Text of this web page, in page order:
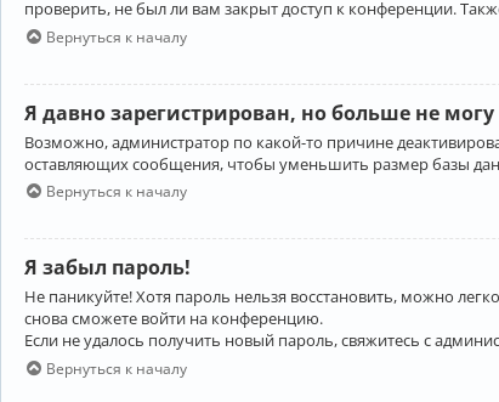
проверить, не был ли вам закрыт доступ к конференции.
Вернуться к началу
Я давно зарегистрирован, но больше не
Возможно, администратор по какой-то причине
оставляющих сообщения, чтобы уменьшить размер базы
Вернуться к началу
Я забыл пароль!
Не паникуйте! Хотя пароль нельзя восстановить, можно
снова сможете войти на конференцию.
Если не удалось получить новый пароль, свяжитесь с
Вернуться к началу